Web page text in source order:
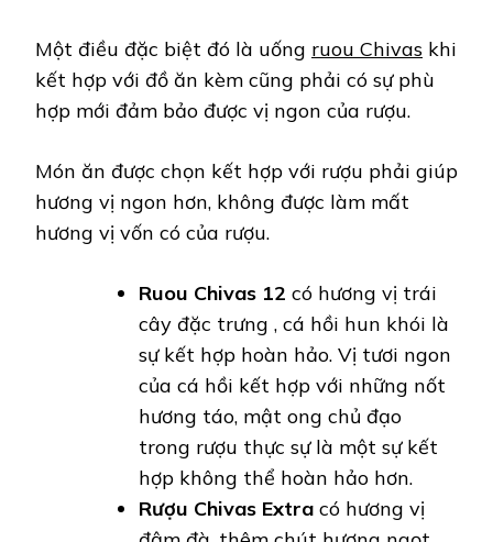
Một điều đặc biệt đó là uống ruou Chivas khi
kết hợp với đồ ăn kèm cũng phải có sự phù
hợp mới đảm bảo được vị ngon của rượu.
Món ăn được chọn kết hợp với rượu phải giúp
hương vị ngon hơn, không được làm mất
hương vị vốn có của rượu.
Ruou Chivas 12 có hương vị trái
cây đặc trưng , cá hồi hun khói là
sự kết hợp hoàn hảo. Vị tươi ngon
của cá hồi kết hợp với những nốt
hương táo, mật ong chủ đạo
trong rượu thực sự là một sự kết
hợp không thể hoàn hảo hơn.
Rượu Chivas Extra có hương vị